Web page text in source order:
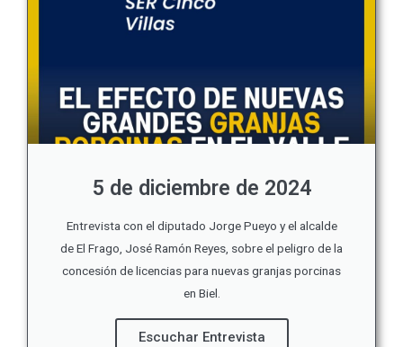
5 de diciembre de 2024
Entrevista con el diputado Jorge Pueyo y el alcalde
de El Frago, José Ramón Reyes, sobre el peligro de la
concesión de licencias para nuevas granjas porcinas
en Biel.
Escuchar Entrevista